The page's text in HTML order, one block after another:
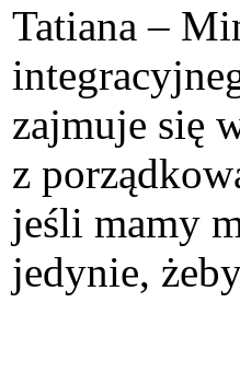
Tatiana –
zajmuje się
z
jeśli mamy
jedynie,